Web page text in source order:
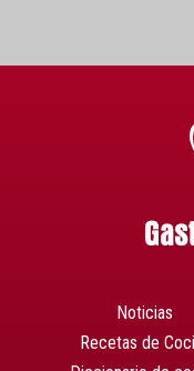
Noticias
Recetas de